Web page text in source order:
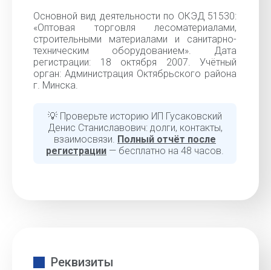
Основной вид деятельности по ОКЭД 51530:
«Оптовая торговля лесоматериалами,
строительными материалами и санитарно-
техническим оборудованием». Дата
регистрации: 18 октября 2007. Учётный
орган: Администрация Октябрьского района
г. Минска.
💡 Проверьте историю ИП Гусаковский
Денис Станиславович: долги, контакты,
взаимосвязи. Полный отчёт после
регистрации — бесплатно на 48 часов.
Реквизиты